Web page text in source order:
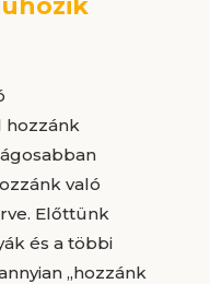
hozzánk
való
Előttünk
és a többi
„hozzánk